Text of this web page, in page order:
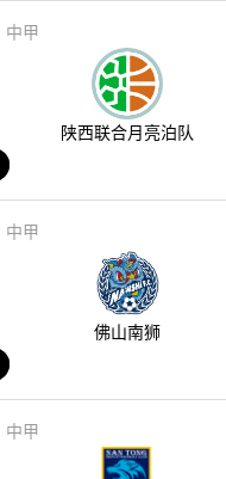
中甲
陕西联合月亮泊队
中甲
佛山南狮
中甲